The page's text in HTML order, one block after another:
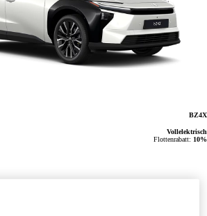
BZ4X
Vollelektrisch
Flottenrabatt: 10%